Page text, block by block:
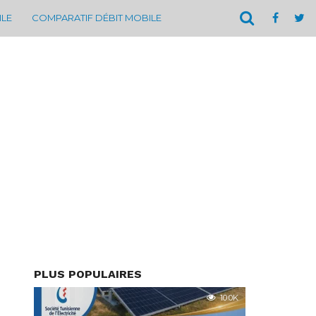
COMPARATIF DÉBIT MOBILE
PLUS POPULAIRES
10.0K